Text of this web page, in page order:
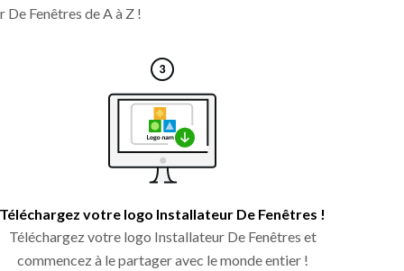
Fenêtres de A à Z !
Téléchargez votre logo Installateur De Fenêtres !
Téléchargez votre logo Installateur De Fenêtres et
commencez à le partager avec le monde entier !